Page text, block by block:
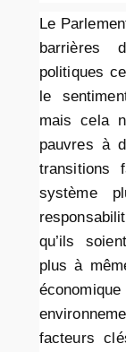
Le
barrières
politiques
le
mais cela
pauvres à
transitions
système
qu’ils
plus à
facteurs